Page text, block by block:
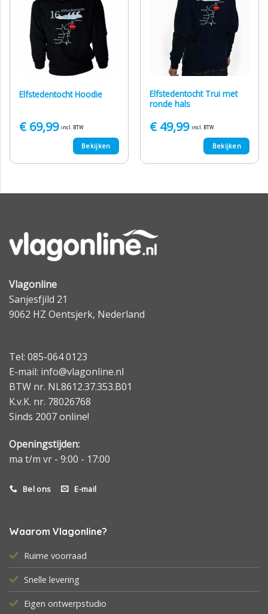
Elfstedentocht Hoodie
€69,99 incl. BTW
Bekijken
Elfstedentocht Trui met
ronde hals
€49,99 incl. BTW
Bekijken
Vlagonline
Sanjesfjild 21
9062 HZ Oentsjerk, Nederland
Tel: 085-064 0123
E-mail: info@vlagonline.nl
BTW nr. NL8612.37.353.B01
K.v.K. nr. 78026768
Sinds 2007 online!
Openingstijden:
ma t/m vr - 9:00 - 17:00
Bel ons E-mail
Waarom Vlagonline?
Ruime voorraad
Snelle levering
Eigen ontwerpstudio